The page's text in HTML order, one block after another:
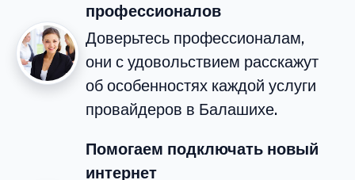
профессионалов
Доверьтесь профессионалам,
они с удовольствием расскажут
об особенностях каждой услуги
провайдеров в Балашихе.
Помогаем подключать новый
интернет